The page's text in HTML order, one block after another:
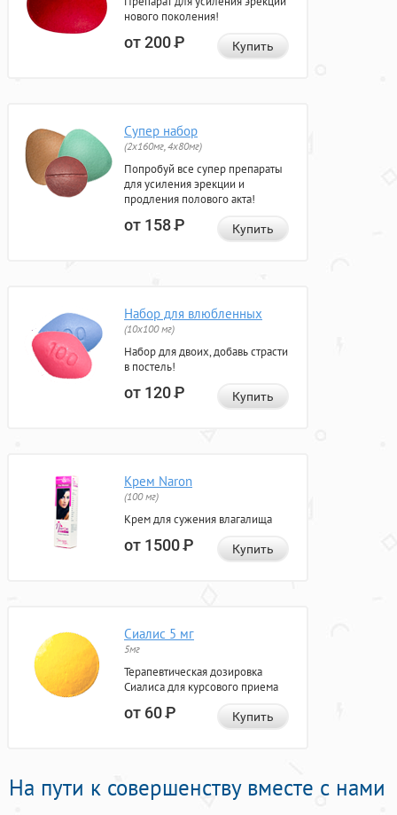
нового поколения!
от 200Р Купить
Супер набор
(2х160мг, 4х80мг)
Попробуй все супер препараты
для усиления эрекции и
продления полового акта!
от 158Р Купить
Набор для влюбленных
(10х100 мг)
Набор для двоих, добавь страсти
в постель!
от 120Р Купить
Крем Naron
(100 мг)
Крем для сужения влагалища
от 1500Р Купить
Сиалис 5 мг
5мг
Терапевтическая дозировка
Сиалиса для курсового приема
от 60Р Купить
На пути к совершенству вместе с нами